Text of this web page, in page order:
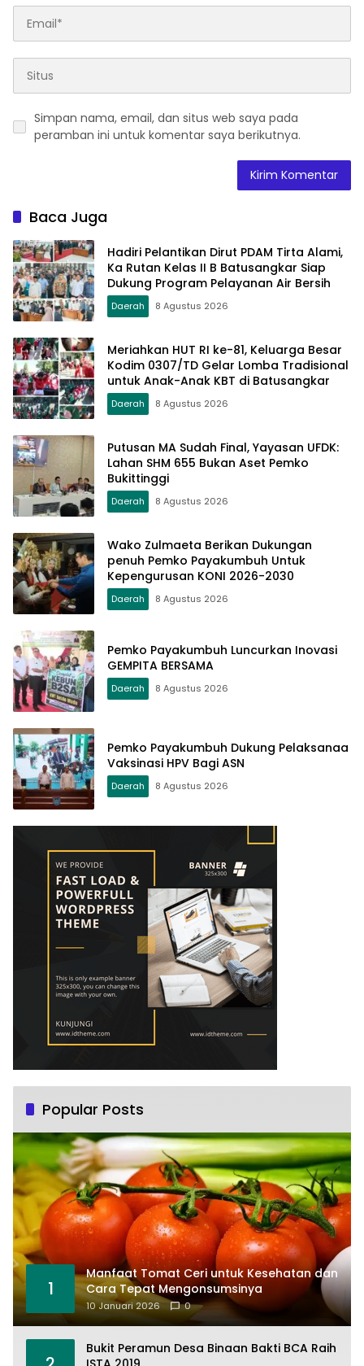
Simpan nama, email, dan situs web saya pada
peramban ini untuk komentar saya berikutnya.
Baca Juga
Hadiri Pelantikan Dirut PDAM Tirta Alami,
Ka Rutan Kelas II B Batusangkar Siap
Dukung Program Pelayanan Air Bersih
Daerah 8 Agustus 2026
Meriahkan HUT RI ke-81, Keluarga Besar
Kodim 0307/TD Gelar Lomba Tradisional
untuk Anak-Anak KBT di Batusangkar
Daerah 8 Agustus 2026
Putusan MA Sudah Final, Yayasan UFDK:
Lahan SHM 655 Bukan Aset Pemko
Bukittinggi
Daerah 8 Agustus 2026
Wako Zulmaeta Berikan Dukungan
penuh Pemko Payakumbuh Untuk
Kepengurusan KONI 2026-2030
Daerah 8 Agustus 2026
Pemko Payakumbuh Luncurkan Inovasi
GEMPITA BERSAMA
Daerah 8 Agustus 2026
Pemko Payakumbuh Dukung Pelaksanaa
Vaksinasi HPV Bagi ASN
Daerah 8 Agustus 2026
Popular Posts
1
Manfaat Tomat Ceri untuk Kesehatan dan
Cara Tepat Mengonsumsinya
10 Januari 2026 0
Bukit Peramun Desa Binaan Bakti BCA Raih